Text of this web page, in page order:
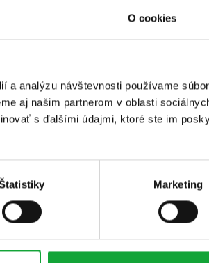
O cookies
a analýzu návštevnosti používame
aj našim partnerom v oblasti
s ďalšími údajmi, ktoré ste im
Marketing